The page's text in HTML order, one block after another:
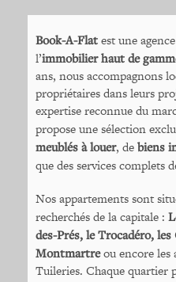
Book-A-Flatest une
l’immobilier haut de
ans, nous accompagnons
propriétaires dans leurs
expertise reconnue du
propose une sélection
meublés à louer, de biens
que des services complets
Nos appartements sont
recherchés de la capitale :
des-Prés, le Trocadéro,
Montmartreou encore les
Tuileries. Chaque quartier